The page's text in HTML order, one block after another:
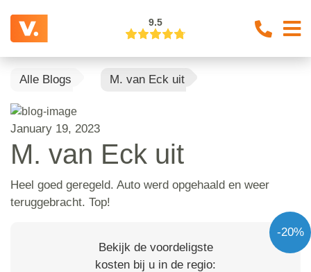
9.5
Alle Blogs M. van Eck uit
January 19, 2023
M. van Eck uit
Heel goed geregeld. Auto werd opgehaald en weer
teruggebracht. Top!
-20%
Bekijk de voordeligste
kosten bij u in de regio: